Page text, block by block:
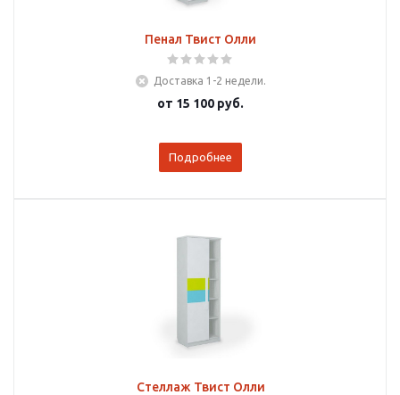
Пенал Твист Олли
Доставка 1-2 недели.
от 15 100 руб.
Подробнее
Стеллаж Твист Олли